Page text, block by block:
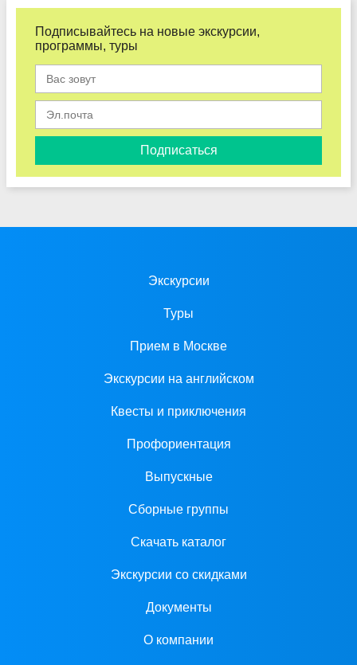
Подписывайтесь на новые экскурсии,
программы, туры
Подписаться
Экскурсии
Туры
Прием в Москве
Экскурсии на английском
Квесты и приключения
Профориентация
Выпускные
Сборные группы
Скачать каталог
Экскурсии со скидками
Документы
О компании